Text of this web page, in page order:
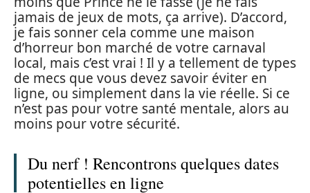
jamais de jeux de mots, ça arrive). D’accord,
je fais sonner cela comme une maison
d’horreur bon marché de votre carnaval
local, mais c’est vrai ! Il y a tellement de types
de mecs que vous devez savoir éviter en
ligne, ou simplement dans la vie réelle. Si ce
n’est pas pour votre santé mentale, alors au
moins pour votre sécurité.
Du nerf ! Rencontrons quelques dates
potentielles en ligne